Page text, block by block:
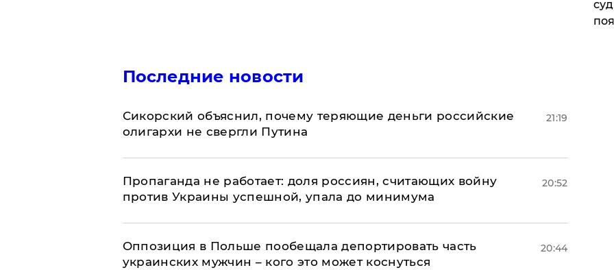
Последние новости
Сикорский объяснил, почему теряющие деньги российские
олигархи не свергли Путина
21:19
​Пропаганда не работает: доля россиян, считающих войну
против Украины успешной, упала до минимума
20:52
Оппозиция в Польше пообещала депортировать часть
украинских мужчин – кого это может коснуться
20:44